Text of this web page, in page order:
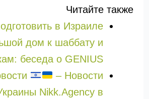
Читайте также
в Израиле
дом к шаббату и
беседа о GENIUS
– Новости
Nikk.Agency в